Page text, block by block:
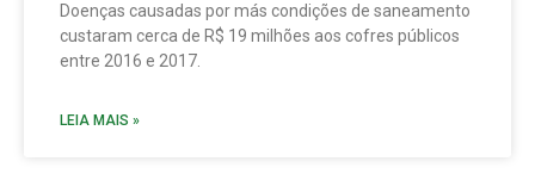
Doenças causadas por más condições de saneamento
custaram cerca de R$ 19 milhões aos cofres públicos
entre 2016 e 2017.
LEIA MAIS »